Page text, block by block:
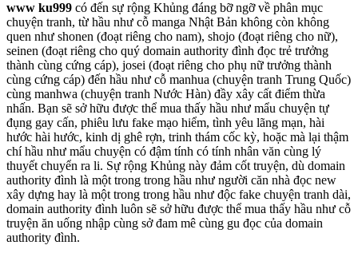
www ku999 có đến sự rộng Khủng đáng bỡ ngỡ về phân mục
chuyện tranh, từ hầu như cỗ manga Nhật Bản không còn không
quen như shonen (đoạt riêng cho nam), shojo (đoạt riêng cho nữ),
seinen (đoạt riêng cho quý domain authority đình đọc trẻ trưởng
thành cùng cứng cáp), josei (đoạt riêng cho phụ nữ trưởng thành
cùng cứng cáp) đến hầu như cỗ manhua (chuyện tranh Trung Quốc)
cùng manhwa (chuyện tranh Nước Hàn) đầy xây cất điểm thừa
nhấn. Bạn sẽ sở hữu được thể mua thấy hầu như mẩu chuyện tự
đụng gay cấn, phiêu lưu fake mạo hiểm, tình yêu lãng mạn, hài
hước hài hước, kinh dị ghê rợn, trinh thám cốc kỳ, hoặc mà lại thậm
chí hầu như mẩu chuyện có đậm tính có tính nhân văn cùng lý
thuyết chuyển ra li. Sự rộng Khủng này đảm cốt truyện, dù domain
authority đình là một trong trong hầu như người căn nhà đọc new
xây dựng hay là một trong trong hầu như độc fake chuyện tranh dài,
domain authority đình luôn sẽ sở hữu được thể mua thấy hầu như cỗ
truyện ăn uống nhập cùng sở đam mê cùng gu đọc của domain
authority đình.